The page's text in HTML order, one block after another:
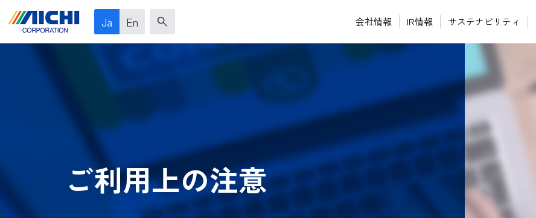
Ja En 会社情報 IR情報 サステナビリティ
ご利用上の注意